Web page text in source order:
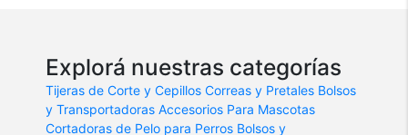
Explorá nuestras categorías
Tijeras de Corte y Cepillos Correas y Pretales Bolsos
y Transportadoras Accesorios Para Mascotas
Cortadoras de Pelo para Perros Bolsos y